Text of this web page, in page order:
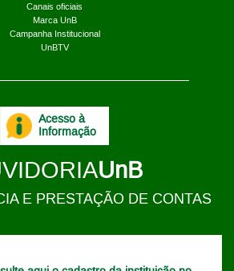
Canais oficiais
Marca UnB
Campanha Institucional
UnBTV
Acesso à
Informação
UnB
E PRESTAÇÃO DE CONTAS